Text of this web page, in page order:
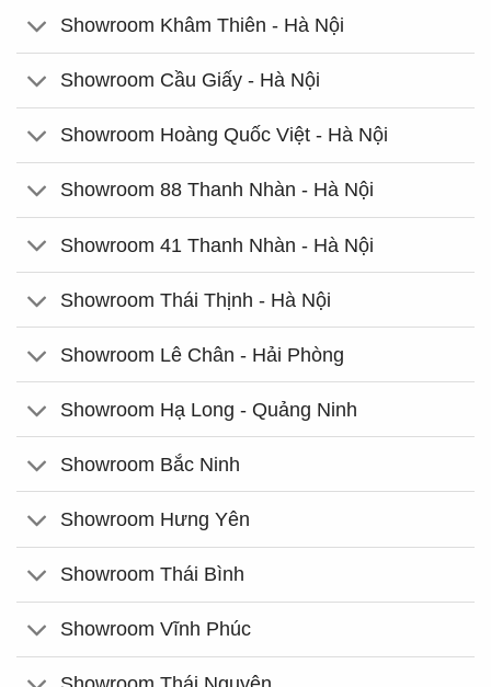
Showroom Khâm Thiên - Hà Nội
Showroom Cầu Giấy - Hà Nội
Showroom Hoàng Quốc Việt - Hà Nội
Showroom 88 Thanh Nhàn - Hà Nội
Showroom 41 Thanh Nhàn - Hà Nội
Showroom Thái Thịnh - Hà Nội
Showroom Lê Chân - Hải Phòng
Showroom Hạ Long - Quảng Ninh
Showroom Bắc Ninh
Showroom Hưng Yên
Showroom Thái Bình
Showroom Vĩnh Phúc